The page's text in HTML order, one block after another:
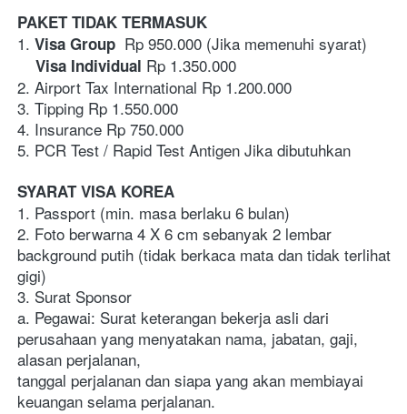
PAKET TIDAK TERMASUK
1. Visa Group
  Rp 950.000 (Jika memenuhi syarat)
    Visa Individual
Rp 1.350.000
2. Airport Tax International Rp 1.200.000
3. Tipping Rp 1.550.000
4. Insurance Rp 750.000
5. PCR Test / Rapid Test Antigen Jika dibutuhkan
SYARAT VISA KOREA
1. Passport (min. masa berlaku 6 bulan)
2. Foto berwarna 4 X 6 cm sebanyak 2 lembar
background putih (tidak berkaca mata dan tidak terlihat
gigi)
3. Surat Sponsor
a. Pegawai: Surat keterangan bekerja asli dari
perusahaan yang menyatakan nama, jabatan, gaji,
alasan perjalanan,
tanggal perjalanan dan siapa yang akan membiayai
keuangan selama perjalanan.